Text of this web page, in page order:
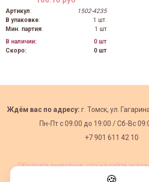
Артикул:
1502-4235
В упаковке:
1 шт.
Мин. партия:
1 шт
В наличии:
0 шт
Скоро:
0 шт
Ждём вас по адресу: г. Томск, ул.
Пн-Пт с09:00 до 19:00 /Сб-Вс
+7 901 611 42 10
Обратите внимание, что на сайте